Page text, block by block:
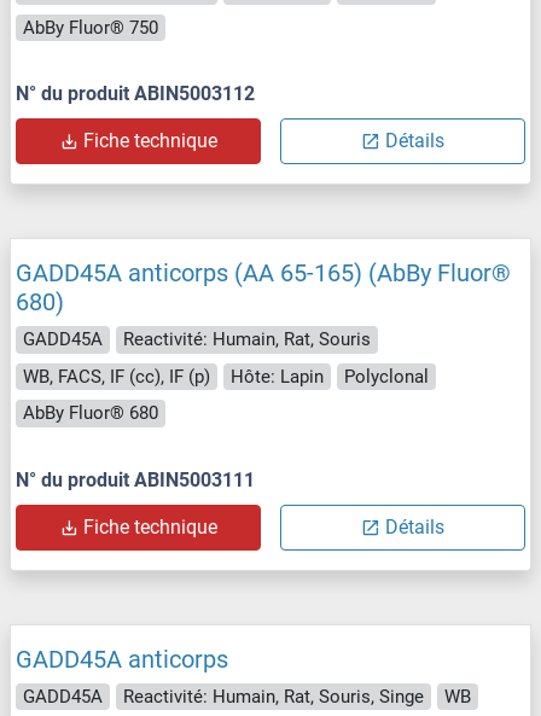
AbBy Fluor® 750
N° du produit ABIN5003112
Fiche technique Détails
GADD45A anticorps (AA 65-165) (AbBy Fluor®
680)
GADD45A
Reactivité: Humain, Rat, Souris
WB, FACS, IF (cc), IF (p)
Hôte: Lapin
Polyclonal
AbBy Fluor® 680
N° du produit ABIN5003111
Fiche technique Détails
GADD45A anticorps
GADD45A Reactivité: Humain, Rat, Souris, Singe
WB